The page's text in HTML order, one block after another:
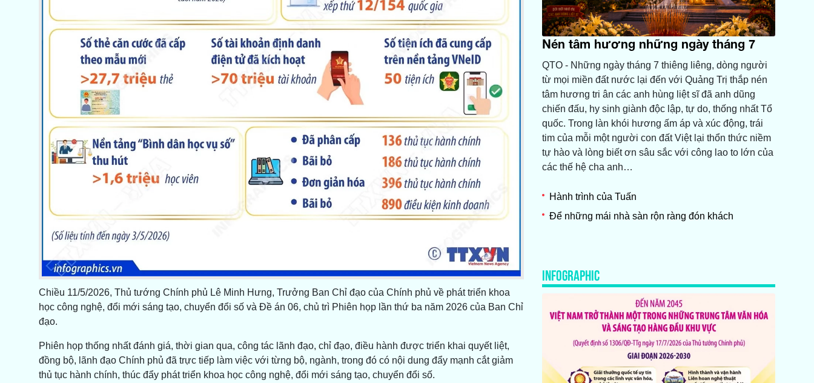
Chiều 11/5/2026, Thủ tướng Chính phủ Lê Minh Hưng, Trưởng Ban Chỉ đạo của Chính phủ về phát triển khoa
học công nghệ, đổi mới sáng tạo, chuyển đổi số và Đề án 06, chủ trì Phiên họp lần thứ ba năm 2026 của Ban Chỉ
đạo.
Phiên họp thống nhất đánh giá, thời gian qua, công tác lãnh đạo, chỉ đạo, điều hành được triển khai quyết liệt,
đồng bộ, lãnh đạo Chính phủ đã trực tiếp làm việc với từng bộ, ngành, trong đó có nội dung đẩy mạnh cắt giảm
thủ tục hành chính, thúc đẩy phát triển khoa học công nghệ, đổi mới sáng tạo, chuyển đổi số.
Nén tâm hương những ngày tháng 7
QTO - Những ngày tháng 7 thiêng liêng, dòng người
từ mọi miền đất nước lại đến với Quảng Trị thắp nén
tâm hương tri ân các anh hùng liệt sĩ đã anh dũng
chiến đấu, hy sinh giành độc lập, tự do, thống nhất Tổ
quốc. Trong làn khói hương ấm áp và xúc động, trái
tim của mỗi một người con đất Việt lại thổn thức niềm
tự hào và lòng biết ơn sâu sắc với công lao to lớn của
các thế hệ cha anh…
Hành trình của Tuấn
Để những mái nhà sàn rộn ràng đón khách
INFOGRAPHIC